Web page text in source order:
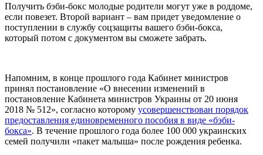
Получить бэби-бокс молодые родители могут уже в роддоме,
если повезет. Второй вариант – вам придет уведомление о
поступлении в службу соцзащиты вашего бэби-бокса,
который потом с документом вы сможете забрать.
Напомним, в конце прошлого года Кабинет министров
принял постановление «О внесении изменений в
постановление Кабинета министров Украины от 20 июня
2018 № 512», согласно которому усовершенствован порядок
предоставления единовременного пособия в виде «бэби-
бокса». В течение прошлого года более 100 000 украинских
семей получили «пакет малыша» после рождения ребенка.